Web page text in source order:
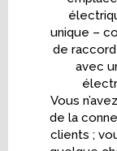
unique –
de
avec
Vous
de la
clients ;